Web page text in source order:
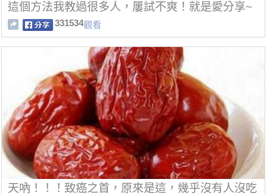
這個方法我教過很多人，屢試不爽！就是愛分享~
331534觀看
天吶！！！致癌之首，原來是這，幾乎沒有人沒吃